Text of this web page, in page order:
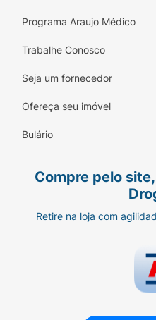
Programa Araujo Médico
Trabalhe Conosco
Seja um fornecedor
Ofereça seu imóvel
Bulário
Compre pelo
Retire na loja com